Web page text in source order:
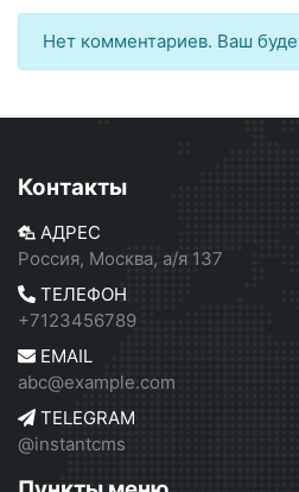
Нет комментариев. Ваш
Контакты
АДРЕС
Россия, Москва, а/я 137
ТЕЛЕФОН
+7123456789
EMAIL
abc@example.com
TELEGRAM
@instantcms